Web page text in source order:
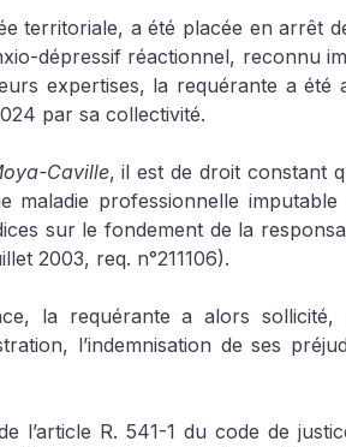
territoriale, a été placée en arrêt
dépressif réactionnel, reconnu
expertises, la requérante a été
par sa collectivité.
Caville, il est de droit constant
maladie professionnelle
sur le fondement de la
2003, req. n°211106).
la requérante a alors sollicité,
l’indemnisation de ses
l’article R. 541-1 du code de